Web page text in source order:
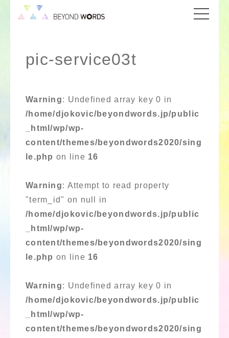
pic-service03t
Warning: Undefined array key 0 in
/home/djokovic/beyondwords.jp/public
_html/wp/wp-
content/themes/beyondwords2020/sing
le.php on line 16
Warning: Attempt to read property
"term_id" on null in
/home/djokovic/beyondwords.jp/public
_html/wp/wp-
content/themes/beyondwords2020/sing
le.php on line 16
Warning: Undefined array key 0 in
/home/djokovic/beyondwords.jp/public
_html/wp/wp-
content/themes/beyondwords2020/sing